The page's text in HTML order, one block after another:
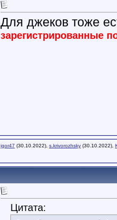
Для джеков тоже
зарегистрированные
igor47 (30.10.2022), s.krivorozhsky (30.10.2022),
Цитата: